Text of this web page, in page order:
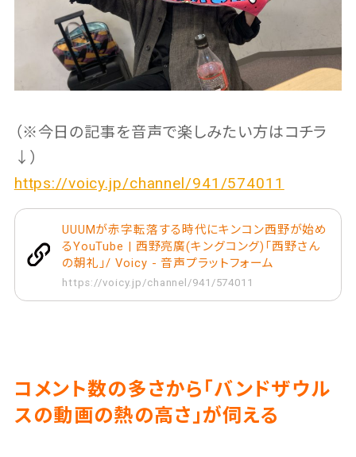
（※今日の記事を音声で楽しみたい方はコチラ
↓）
https://voicy.jp/channel/941/574011
UUUMが赤字転落する時代にキンコン西野が始め
るYouTube | 西野亮廣(キングコング)「西野さん
の朝礼」/ Voicy - 音声プラットフォーム
https://voicy.jp/channel/941/574011
コメント数の多さから「バンドザウル
スの動画の熱の高さ」が伺える